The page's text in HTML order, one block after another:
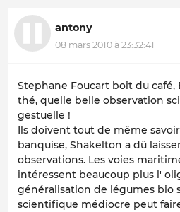
antony
08 mars 2010 à 23:32:41
Stephane Foucart boit du
thé, quelle belle observation
gestuelle !
Ils doivent tout de même
banquise, Shakelton a dû
observations. Les voies
intéressent beaucoup plus l'
généralisation de légumes bio
scientifique médiocre peut